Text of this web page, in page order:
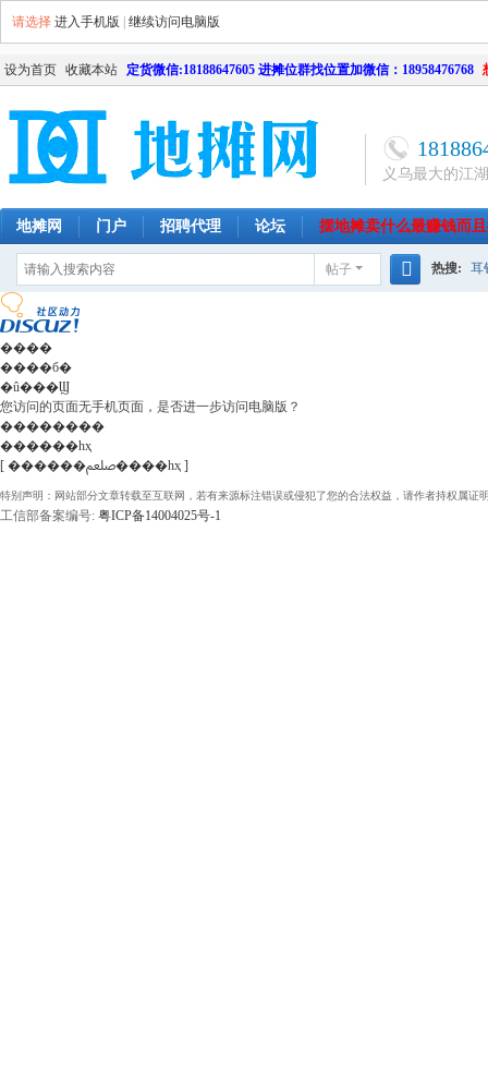
请选择 进入手机版 继续访问电脑版
设为首页 收藏本站 定货微信:18188647605 进摊位群找位置加微信：18958476768
义乌最大的江
地摊网 门户 招聘代理 论坛 摆地摊卖什么最赚钱而
南昌
帖子 热搜: 耳
����
����б�
�û���Ϣ
您访问的页面无手机页面，是否进一步访问电脑版？
��������
������һҳ
[ ������ﷵ����һҳ ]
特别声明：网站部分文章转载至互联网，若有来源标注错误或侵犯了您的合法权益，请作者持权属证
工信部备案编号: 粤ICP备14004025号-1